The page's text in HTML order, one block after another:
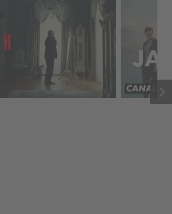
keyboard_arrow_right